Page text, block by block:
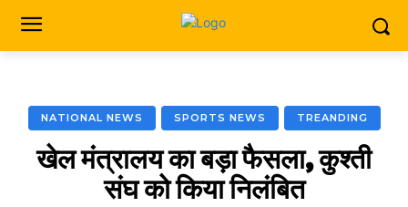
NATIONAL NEWS SPORTS NEWS TREANDING
खेल मंत्रालय का बड़ा फैसला, कुश्ती
संघ को किया निलंबित